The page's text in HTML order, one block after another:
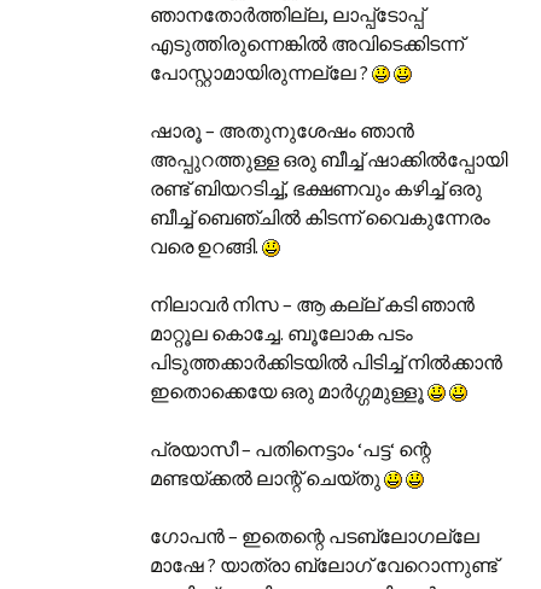
ഞാനതോര്‍ത്തില്ല, ലാപ്പ്‌ടോപ്പ്
എടുത്തിരുന്നെങ്കില്‍ അവിടെക്കിടന്ന്
പോസ്റ്റാമായിരുന്നല്ലേ ?
ഷാരൂ – അതുനുശേഷം ഞാന്‍
അപ്പുറത്തുള്ള ഒരു ബീച്ച് ഷാക്കില്‍പ്പോയി
രണ്ട് ബിയറടിച്ച്, ഭക്ഷണവും കഴിച്ച് ഒരു
ബീച്ച് ബെഞ്ചില്‍ കിടന്ന് വൈകുന്നേരം
വരെ ഉറങ്ങി.
നിലാവര്‍ നിസ – ആ കല്ല് കടി ഞാന്‍
മാറ്റൂല കൊച്ചേ. ബൂലോക പടം
പിടുത്തക്കാര്‍ക്കിടയില്‍ പിടിച്ച് നില്‍ക്കാന്‍
ഇതൊക്കെയേ ഒരു മാര്‍ഗ്ഗമുള്ളൂ
പ്രയാസീ – പതിനെട്ടാം ‘പട്ട‘ ന്റെ
മണ്ടയ്ക്കല്‍ ലാന്റ് ചെയ്തു
ഗോപന്‍ – ഇതെന്റെ പടബ്ലോഗല്ലേ
മാഷേ ? യാത്രാ ബ്ലോഗ് വേറൊന്നുണ്ട്